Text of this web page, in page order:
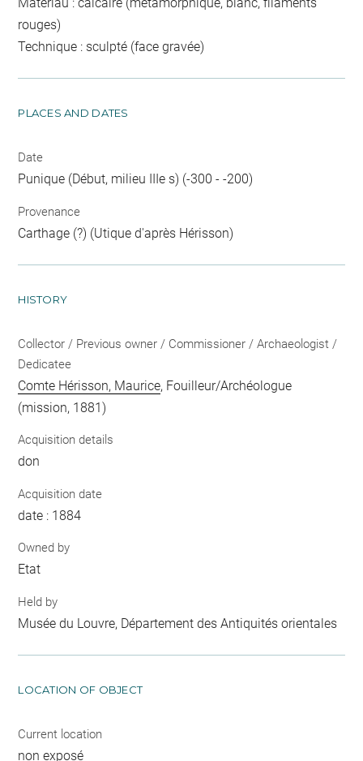
rouges)
Technique : sculpté (face gravée)
PLACES AND DATES
Date
Punique (Début, milieu IIIe s) (-300 - -200)
Provenance
Carthage (?) (Utique d'après Hérisson)
HISTORY
Collector / Previous owner / Commissioner / Archaeologist /
Dedicatee
Comte Hérisson, Maurice, Fouilleur/Archéologue
(mission, 1881)
Acquisition details
don
Acquisition date
date : 1884
Owned by
Etat
Held by
Musée du Louvre, Département des Antiquités orientales
LOCATION OF OBJECT
Current location
non exposé